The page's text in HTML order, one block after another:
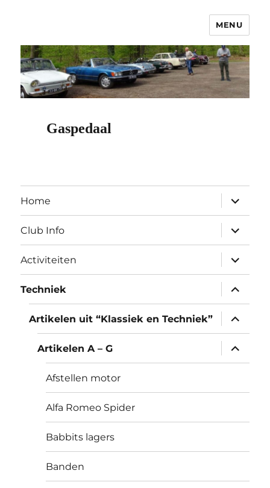
OCNC – Oldtimer Club Nuenen
Classics
MENU
Gaspedaal
Home
Club Info
Activiteiten
Techniek
Artikelen uit “Klassiek en Techniek”
Artikelen A – G
Afstellen motor
Alfa Romeo Spider
Babbits lagers
Banden